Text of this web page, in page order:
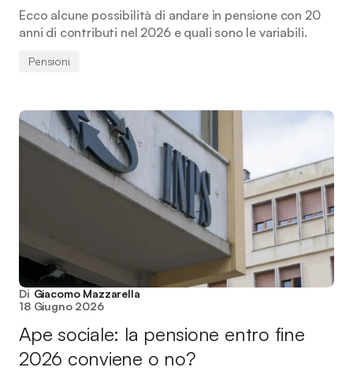
Ecco alcune possibilità di andare in pensione con 20
anni di contributi nel 2026 e quali sono le variabili.
Pensioni
Di Giacomo Mazzarella
18 Giugno 2026
Ape sociale: la pensione entro fine
2026 conviene o no?